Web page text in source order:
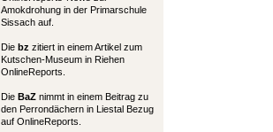
Amokdrohung in der Primarschule
Sissach auf.
Die bz zitiert in einem Artikel zum
Kutschen-Museum in Riehen
OnlineReports.
Die BaZ nimmt in einem Beitrag zu
den Perrondächern in Liestal Bezug
auf OnlineReports.